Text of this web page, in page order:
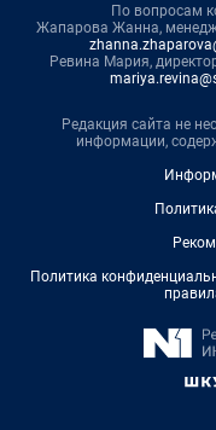
По вопросам
Жапарова Жанна,
Ревина Мария,
Редакция сайта не
информации,
Политика